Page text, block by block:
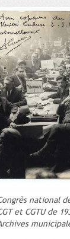
national
et CGTU de